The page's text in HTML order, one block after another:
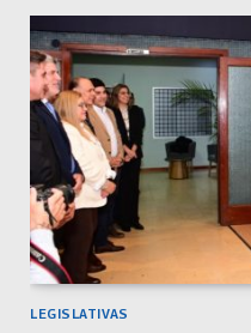
LEGISLATIVAS